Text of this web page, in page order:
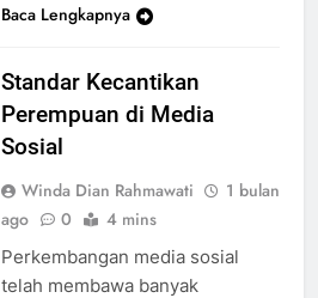
Baca Lengkapnya
Standar Kecantikan
Perempuan di Media
Sosial
Winda Dian Rahmawati
1 bulan
ago
0 4 mins
Perkembangan media sosial
telah membawa banyak